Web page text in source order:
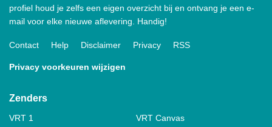
profiel houd je zelfs een eigen overzicht bij en ontvang je een e-
mail voor elke nieuwe aflevering. Handig!
Contact Help Disclaimer Privacy RSS
Privacy voorkeuren wijzigen
Zenders
VRT 1
VRT Canvas